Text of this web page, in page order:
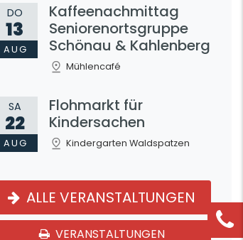
DO
13
AUG
Kaffeenachmittag
Seniorenortsgruppe
Schönau & Kahlenberg
Mühlencafé
SA
22
AUG
Flohmarkt für
Kindersachen
Kindergarten Waldspatzen
ALLE VERANSTALTUNGEN
VERANSTALTUNGEN